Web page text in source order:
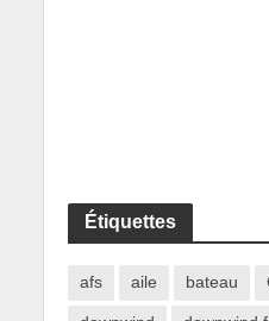
Étiquettes
afs aile bateau